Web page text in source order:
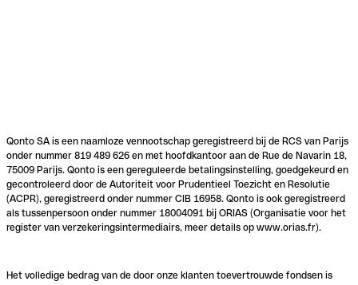
Qonto SA is een naamloze vennootschap geregistreerd bij de RCS van Parijs
onder nummer 819 489 626 en met hoofdkantoor aan de Rue de Navarin 18,
75009 Parijs. Qonto is een gereguleerde betalingsinstelling, goedgekeurd en
gecontroleerd door de Autoriteit voor Prudentieel Toezicht en Resolutie
(ACPR), geregistreerd onder nummer CIB 16958. Qonto is ook geregistreerd
als tussenpersoon onder nummer 18004091 bij ORIAS (Organisatie voor het
register van verzekeringsintermediairs, meer details op www.orias.fr).
Het volledige bedrag van de door onze klanten toevertrouwde fondsen is